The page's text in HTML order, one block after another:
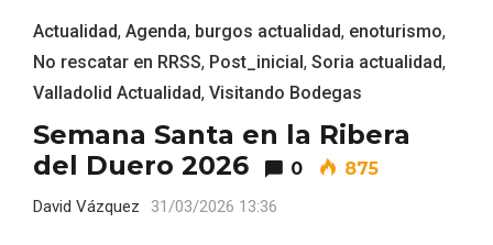
Actualidad, Agenda, burgos actualidad, enoturismo,
No rescatar en RRSS, Post_inicial, Soria actualidad,
Valladolid Actualidad, Visitando Bodegas
Semana Santa en la Ribera
del Duero 2026
0 875
David Vázquez 31/03/2026 13:36
VII Feria del Vino de Sotillo 2026 ‘Sotillo,
el Vino y Yo’